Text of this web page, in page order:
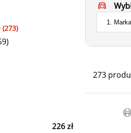
(273)
226 zł
273